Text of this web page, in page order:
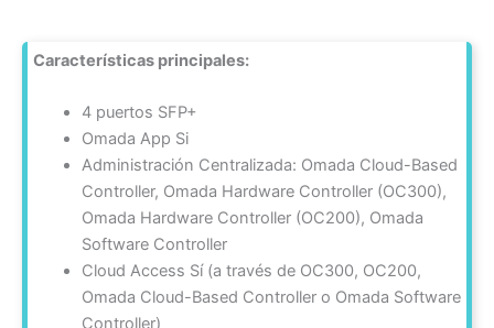
Características principales:
4 puertos SFP+
Omada App Si
Administración Centralizada: Omada Cloud-Based
Controller, Omada Hardware Controller (OC300),
Omada Hardware Controller (OC200), Omada
Software Controller
Cloud Access Sí (a través de OC300, OC200,
Omada Cloud-Based Controller o Omada Software
Controller)